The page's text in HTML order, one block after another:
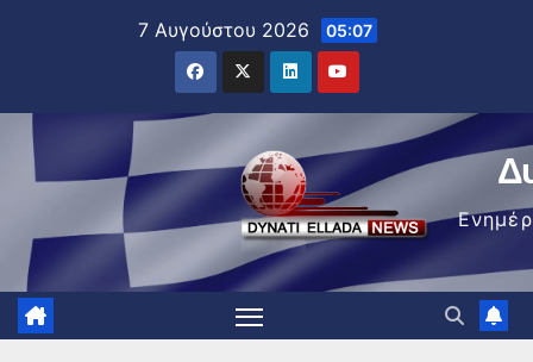
7 Αυγούστου 2026 05:07